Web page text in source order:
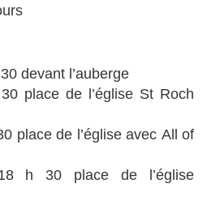
devant l’auberge
place de l’église St Roch
place de l’église avec All of
h 30 place de l’église